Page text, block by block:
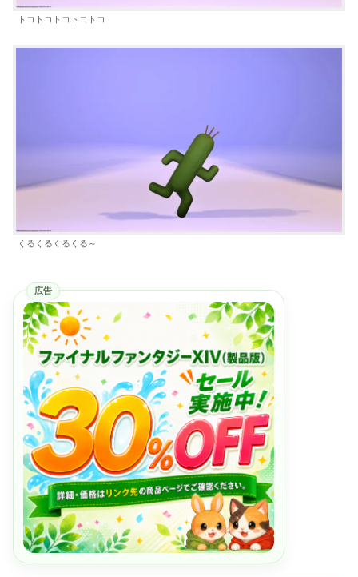
トコトコトコトコトコ
くるくるくるくる～
広告